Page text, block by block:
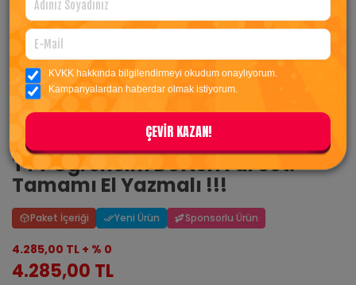
TYT Öğrencim Defteri Ful Set.
Tamamı El Yazmalı !!!
Paket İçeriği Yeni Ürün Sponsorlu Ürün
4.285,00 TL + % 0
4.285,00 TL
KVKK hakkında bilgilendirmeyi okudum onaylıyorum.
Kampanyalardan haberdar olmak istiyorum.
ÇEVİR KAZAN!